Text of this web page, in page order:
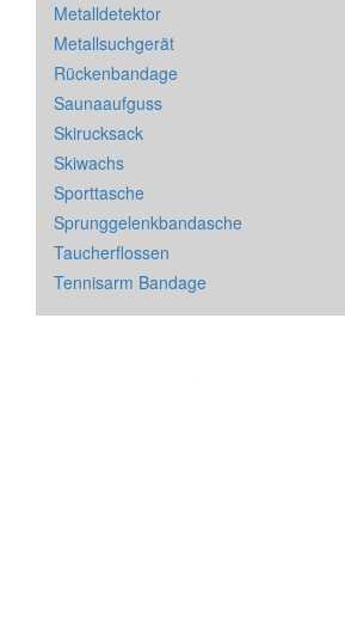
Metalldetektor
Metallsuchgerät
Rückenbandage
Saunaaufguss
Skirucksack
Skiwachs
Sporttasche
Sprunggelenkbandasche
Taucherflossen
Tennisarm Bandage